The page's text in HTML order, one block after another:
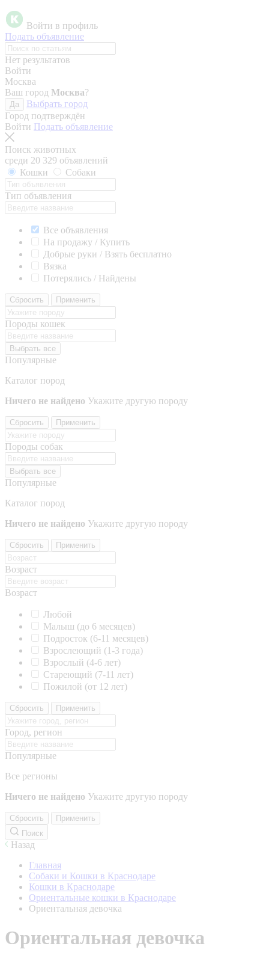
Войти в профиль
Подать объявление
Нет результатов
Войти
Москва
Ваш город Москва?
Да
Выбрать город
Город подтверждён
Войти Подать объявление
Поиск животных
среди 20 329 объявлений
Кошки
Собаки
Тип объявления
Все объявления
На продажу / Купить
Добрые руки / Взять бесплатно
Вязка
Потерялись / Найдены
Сбросить Применить
Породы кошек
Выбрать все
Популярные
Каталог пород
Ничего не найдено Укажите другую породу
Сбросить Применить
Породы собак
Выбрать все
Популярные
Каталог пород
Ничего не найдено Укажите другую породу
Сбросить Применить
Возраст
Возраст
Любой
Малыш (до 6 месяцев)
Подросток (6-11 месяцев)
Взрослеющий (1-3 года)
Взрослый (4-6 лет)
Стареющий (7-11 лет)
Пожилой (от 12 лет)
Сбросить Применить
Город, регион
Популярные
Все регионы
Ничего не найдено Укажите другую породу
Сбросить
Применить
Поиск
Назад
Главная
Собаки и Кошки в Краснодаре
Кошки в Краснодаре
Ориентальные кошки в Краснодаре
Ориентальная девочка
Ориентальная девочка